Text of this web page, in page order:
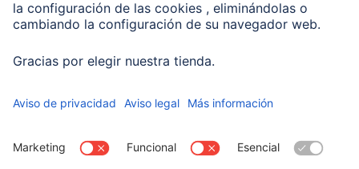
Hama en todo el Mundo
Sostenibilidad
Business-Portal